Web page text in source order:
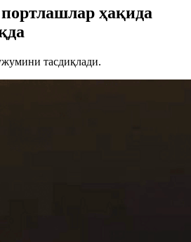
ҳақида
тасдиқлади.